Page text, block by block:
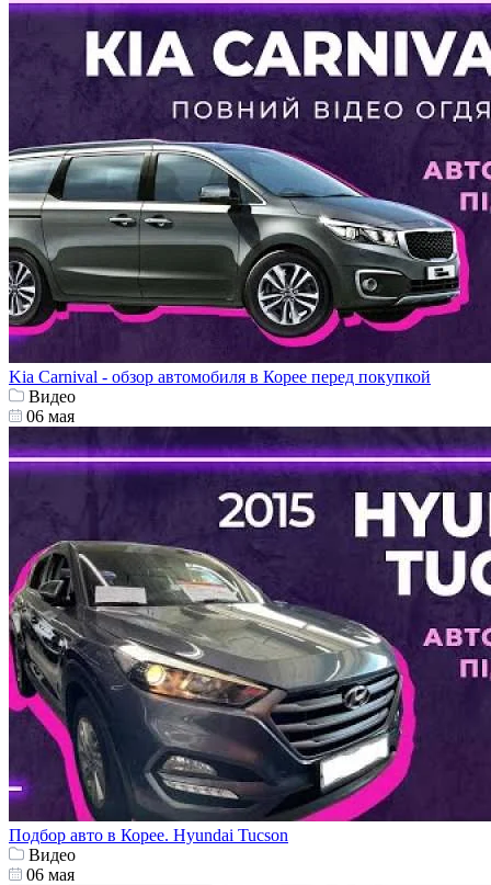
Kia Carnival - обзор автомобиля в Корее перед покупкой
Видео
06 мая
Подбор авто в Корее. Hyundai Tucson
Видео
06 мая